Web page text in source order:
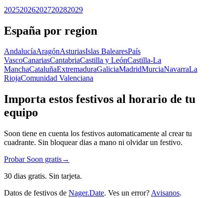
20252026202720282029
España por region
AndalucíaAragónAsturiasIslas BalearesPaís
VascoCanariasCantabriaCastilla y LeónCastilla-La
ManchaCataluñaExtremaduraGaliciaMadridMurciaNavarraLa
RiojaComunidad Valenciana
Importa estos festivos al horario de tu
equipo
Soon tiene en cuenta los festivos automaticamente al crear tu
cuadrante. Sin bloquear dias a mano ni olvidar un festivo.
Probar Soon gratis→
30 dias gratis. Sin tarjeta.
Datos de festivos de Nager.Date. Ves un error? Avisanos.